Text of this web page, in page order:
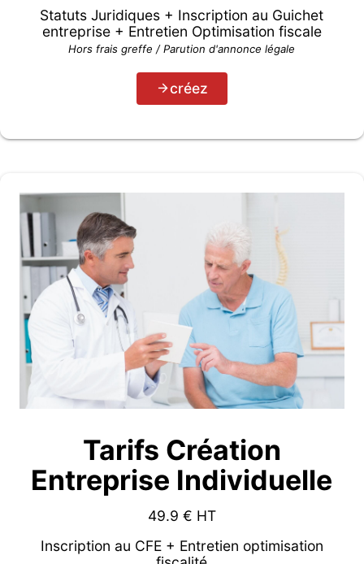
Statuts Juridiques + Inscription au Guichet
entreprise + Entretien Optimisation fiscale
Hors frais greffe / Parution d'annonce légale
créez
Tarifs Création
Entreprise Individuelle
49.9 € HT
Inscription au CFE + Entretien optimisation